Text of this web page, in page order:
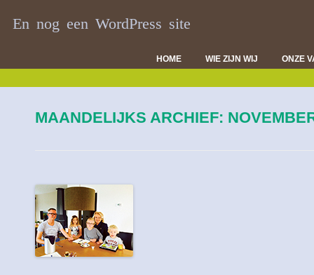
En nog een WordPress site
HOME WIE ZIJN WIJ ONZE
MAANDELIJKS ARCHIEF: